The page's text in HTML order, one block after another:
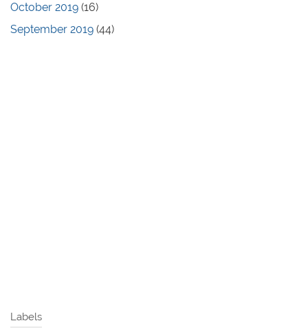
October 2019 (16)
September 2019 (44)
Labels